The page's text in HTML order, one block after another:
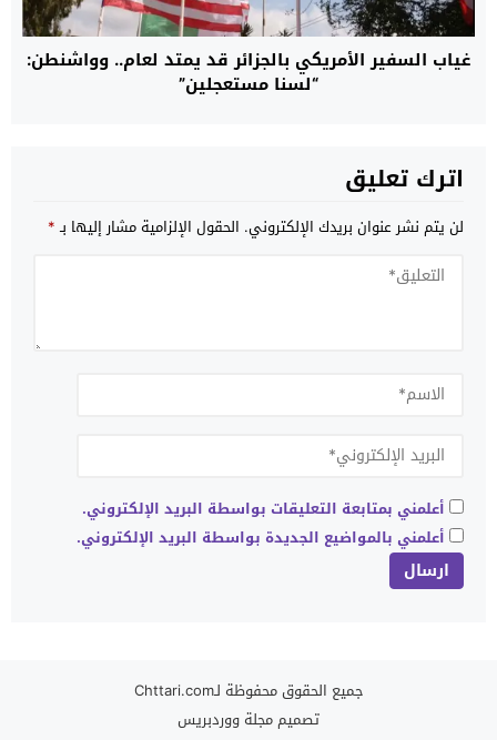
غياب السفير الأمريكي بالجزائر قد يمتد لعام.. وواشنطن:
“لسنا مستعجلين”
اترك تعليق
لن يتم نشر عنوان بريدك الإلكتروني. الحقول الإلزامية مشار إليها بـ*
أعلمني بمتابعة التعليقات بواسطة البريد الإلكتروني.
أعلمني بالمواضيع الجديدة بواسطة البريد الإلكتروني.
جميع الحقوق محفوظة لـChttari.com
تصميممجلة ووردبريس